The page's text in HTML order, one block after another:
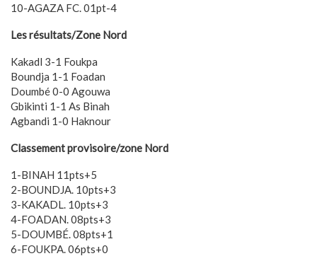
10-AGAZA FC. 01pt-4
Les résultats/Zone Nord
Kakadl 3-1 Foukpa
Boundja 1-1 Foadan
Doumbé 0-0 Agouwa
Gbikinti 1-1 As Binah
Agbandi 1-0 Haknour
Classement provisoire/zone Nord
1-BINAH 11pts+5
2-BOUNDJA. 10pts+3
3-KAKADL. 10pts+3
4-FOADAN. 08pts+3
5-DOUMBÉ. 08pts+1
6-FOUKPA. 06pts+0